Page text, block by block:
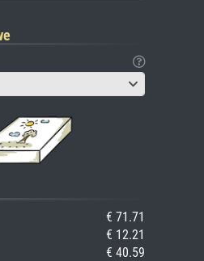
€ 71.71
€ 12.21
€ 40.59